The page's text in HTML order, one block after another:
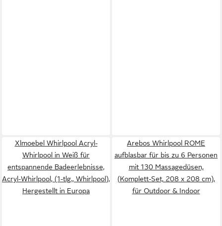
Xlmoebel Whirlpool Acryl-
Whirlpool in Weiß für
entspannende Badeerlebnisse,
Acryl-Whirlpool, (1-tlg., Whirlpool),
Hergestellt in Europa
Arebos Whirlpool ROME
aufblasbar für bis zu 6 Personen
mit 130 Massagedüsen,
(Komplett-Set, 208 x 208 cm),
für Outdoor & Indoor